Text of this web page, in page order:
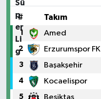
# Takım
1 Amed
2 Erzurumspor FK
3 Başakşehir
4 Kocaelispor
5